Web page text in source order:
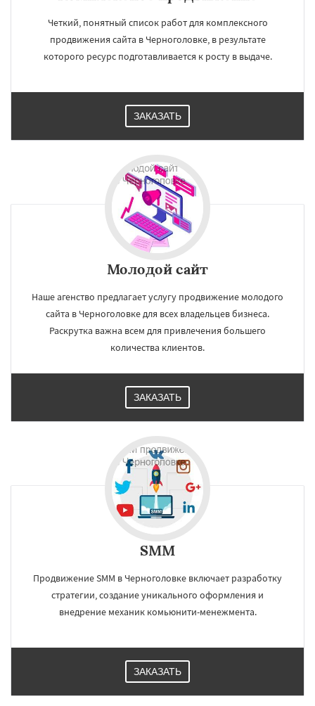
Четкий, понятный список работ для комплексного
продвижения сайта в Черноголовке, в результате
которого ресурс подготавливается к росту в выдаче.
ЗАКАЗАТЬ
Молодой сайт
Наше агенство предлагает услугу продвижение молодого
сайта в Черноголовке для всех владельцев бизнеса.
Раскрутка важна всем для привлечения большего
количества клиентов.
ЗАКАЗАТЬ
SMM
Продвижение SMM в Черноголовке включает разработку
стратегии, создание уникального оформления и
внедрение механик комьюнити-менежмента.
ЗАКАЗАТЬ